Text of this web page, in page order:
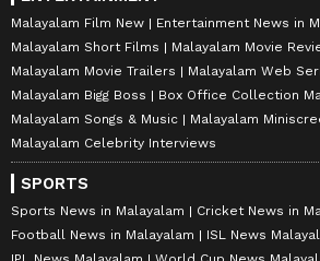
Malayalam Film New
Entertainment News in
Malayalam Short Films
Malayalam Movie
Malayalam Movie Trailers
Malayalam Web
Malayalam Bigg Boss
Box Office Collection
Malayalam Songs & Music
Malayalam
Malayalam Celebrity Interviews
SPORTS
Sports News in Malayalam
Cricket News in
Football News in Malayalam
ISL News